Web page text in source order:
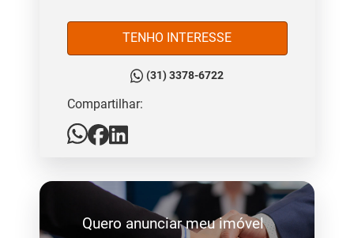
TENHO INTERESSE
(31) 3378-6722
Compartilhar:
Quero anunciar meu imóvel